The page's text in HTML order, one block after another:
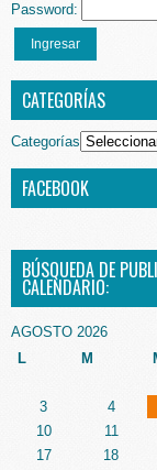
Password:
Ingresar
CATEGORÍAS
Categorías
FACEBOOK
BÚSQUEDA DE
CALENDARIO:
AGOSTO 2026
L
M
3
4
10
11
17
18